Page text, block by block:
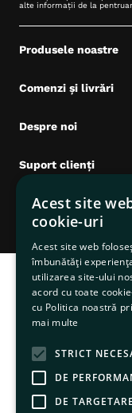
alte informații de la
Produsele noastre
Comenzi și livrări
Despre noi
Suport clienți
Date comerciale
Acest site
cookie-uri
Acest site web
îmbunătăți
utilizarea site-ului
acord cu toate
cu Politica noastră
mai multe
STRICT
DE
DE TARGETARE